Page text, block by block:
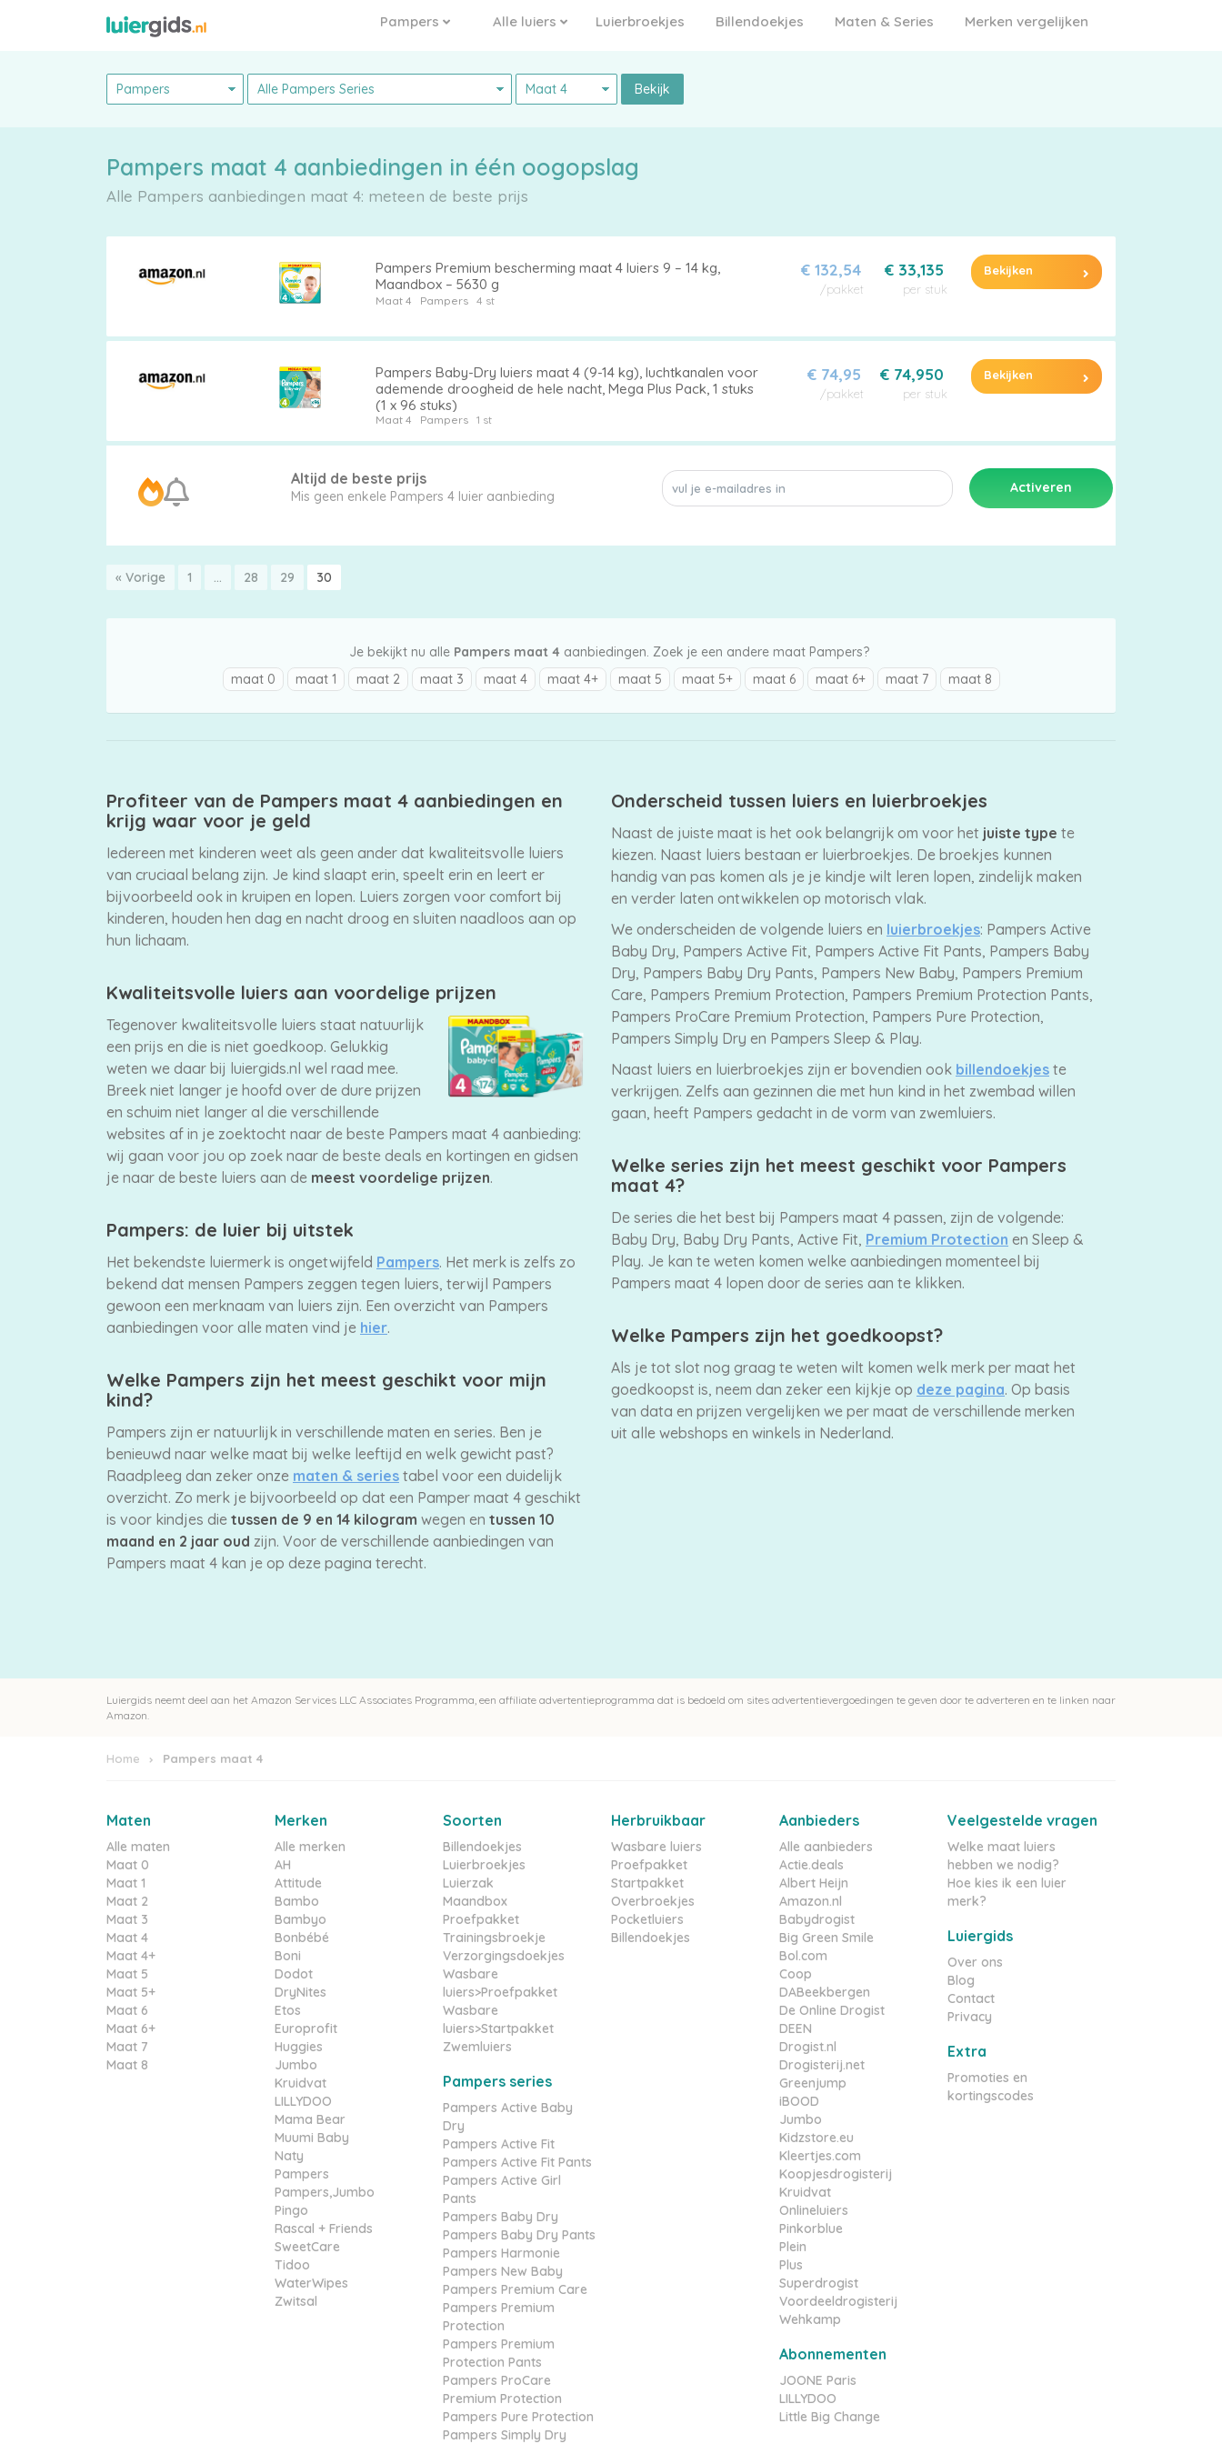
Billendoekjes
Pampers Alle luiers Luierbroekjes Billendoekjes Maten & Series Merken vergelijken
Bekijk
Pampers maat 4 aanbiedingen in één oogopslag
Alle Pampers aanbiedingen maat 4: meteen de beste prijs
Pampers Premium bescherming maat 4 luiers 9 – 14 kg,
Maandbox – 5630 g
Maat 4 Pampers
€ 132,54
/pakket
€ 33,135
per stuk
Bekijken
Pampers Baby-Dry luiers maat 4 (9-14 kg), luchtkanalen voor
ademende droogheid de hele nacht, Mega Plus Pack, 1 stuks
(1 x 96 stuks)
Maat 4 Pampers
€ 74,95
/pakket
€ 74,950
per stuk
Bekijken
Altijd de beste prijs
Mis geen enkele Pampers 4 luier aanbieding
« Vorige 1 … 28 29 30
Je bekijkt nu alle Pampers maat 4 aanbiedingen. Zoek je een andere maat Pampers?
maat 0
maat 1 maat 2 maat 3 maat 4 maat 4+ maat 5 maat 5+ maat 6 maat 6+ maat 7 maat 8
Profiteer van de Pampers maat 4 aanbiedingen en
krijg waar voor je geld
Iedereen met kinderen weet als geen ander dat kwaliteitsvolle luiers
van cruciaal belang zijn. Je kind slaapt erin, speelt erin en leert er
bijvoorbeeld ook in kruipen en lopen. Luiers zorgen voor comfort bij
kinderen, houden hen dag en nacht droog en sluiten naadloos aan op
hun lichaam.
Kwaliteitsvolle luiers aan voordelige prijzen
Tegenover kwaliteitsvolle luiers staat natuurlijk
een prijs en die is niet goedkoop. Gelukkig
weten we daar bij luiergids.nl wel raad mee.
Breek niet langer je hoofd over de dure prijzen
en schuim niet langer al die verschillende
websites af in je zoektocht naar de beste Pampers maat 4 aanbieding:
wij gaan voor jou op zoek naar de beste deals en kortingen en gidsen
je naar de beste luiers aan de meest voordelige prijzen.
Pampers: de luier bij uitstek
Het bekendste luiermerk is ongetwijfeld Pampers. Het merk is zelfs zo
bekend dat mensen Pampers zeggen tegen luiers, terwijl Pampers
gewoon een merknaam van luiers zijn. Een overzicht van Pampers
aanbiedingen voor alle maten vind je hier.
Welke Pampers zijn het meest geschikt voor mijn
kind?
Pampers zijn er natuurlijk in verschillende maten en series. Ben je
benieuwd naar welke maat bij welke leeftijd en welk gewicht past?
Raadpleeg dan zeker onze maten & series tabel voor een duidelijk
overzicht. Zo merk je bijvoorbeeld op dat een Pamper maat 4 geschikt
is voor kindjes die tussen de 9 en 14 kilogram wegen en tussen 10
maand en 2 jaar oud zijn. Voor de verschillende aanbiedingen van
Pampers maat 4 kan je op deze pagina terecht.
Onderscheid tussen luiers en luierbroekjes
Naast de juiste maat is het ook belangrijk om voor het juiste type te
kiezen. Naast luiers bestaan er luierbroekjes. De broekjes kunnen
handig van pas komen als je je kindje wilt leren lopen, zindelijk maken
en verder laten ontwikkelen op motorisch vlak.
We onderscheiden de volgende luiers en luierbroekjes: Pampers Active
Baby Dry, Pampers Active Fit, Pampers Active Fit Pants, Pampers Baby
Dry, Pampers Baby Dry Pants, Pampers New Baby, Pampers Premium
Care, Pampers Premium Protection, Pampers Premium Protection Pants,
Pampers ProCare Premium Protection, Pampers Pure Protection,
Pampers Simply Dry en Pampers Sleep & Play.
Naast luiers en luierbroekjes zijn er bovendien ook billendoekjes te
verkrijgen. Zelfs aan gezinnen die met hun kind in het zwembad willen
gaan, heeft Pampers gedacht in de vorm van zwemluiers.
Welke series zijn het meest geschikt voor Pampers
maat 4?
De series die het best bij Pampers maat 4 passen, zijn de volgende:
Baby Dry, Baby Dry Pants, Active Fit, Premium Protection en Sleep &
Play. Je kan te weten komen welke aanbiedingen momenteel bij
Pampers maat 4 lopen door de series aan te klikken.
Welke Pampers zijn het goedkoopst?
Als je tot slot nog graag te weten wilt komen welk merk per maat het
goedkoopst is, neem dan zeker een kijkje op deze pagina. Op basis
van data en prijzen vergelijken we per maat de verschillende merken
uit alle webshops en winkels in Nederland.
Luiergids neemt deel aan het Amazon Services LLC Associates Programma, een affiliate advertentieprogramma dat is bedoeld om sites advertentievergoedingen te geven door te adverteren en te linken naar
Amazon.
Home Pampers maat 4
Maten
Alle maten
Maat 0
Maat 1
Maat 2
Maat 3
Maat 4
Maat 4+
Maat 5
Maat 5+
Maat 6
Maat 6+
Maat 7
Maat 8
Merken
Alle merken
AH
Attitude
Bambo
Bambyo
Bonbébé
Boni
Dodot
DryNites
Etos
Europrofit
Huggies
Jumbo
Kruidvat
LILLYDOO
Mama Bear
Muumi Baby
Naty
Pampers
Pampers,Jumbo
Pingo
Rascal + Friends
SweetCare
Tidoo
WaterWipes
Zwitsal
Soorten
Billendoekjes
Luierbroekjes
Luierzak
Maandbox
Proefpakket
Trainingsbroekje
Verzorgingsdoekjes
Wasbare
luiers>Proefpakket
Wasbare
luiers>Startpakket
Zwemluiers
Pampers series
Pampers Active Baby
Dry
Pampers Active Fit
Pampers Active Fit Pants
Pampers Active Girl
Pants
Pampers Baby Dry
Pampers Baby Dry Pants
Pampers Harmonie
Pampers New Baby
Pampers Premium Care
Pampers Premium
Protection
Pampers Premium
Protection Pants
Pampers ProCare
Premium Protection
Pampers Pure Protection
Pampers Simply Dry
Herbruikbaar
Wasbare luiers
Proefpakket
Startpakket
Overbroekjes
Pocketluiers
Billendoekjes
Aanbieders
Alle aanbieders
Actie.deals
Albert Heijn
Amazon.nl
Babydrogist
Big Green Smile
Bol.com
Coop
DABeekbergen
De Online Drogist
DEEN
Drogist.nl
Drogisterij.net
Greenjump
iBOOD
Jumbo
Kidzstore.eu
Kleertjes.com
Koopjesdrogisterij
Kruidvat
Onlineluiers
Pinkorblue
Plein
Plus
Superdrogist
Voordeeldrogisterij
Wehkamp
Abonnementen
JOONE Paris
LILLYDOO
Little Big Change
Veelgestelde vragen
Welke maat luiers
hebben we nodig?
Hoe kies ik een luier
merk?
Luiergids
Over ons
Blog
Contact
Privacy
Extra
Promoties en
kortingscodes